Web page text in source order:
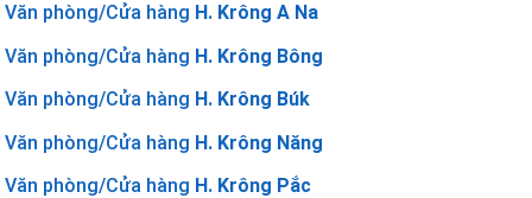
Văn phòng/Cửa hàng H. Krông A Na
Văn phòng/Cửa hàng H. Krông Bông
Văn phòng/Cửa hàng H. Krông Búk
Văn phòng/Cửa hàng H. Krông Năng
Văn phòng/Cửa hàng H. Krông Pắc